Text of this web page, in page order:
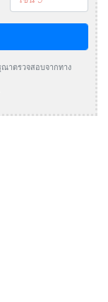
ณาตรวจสอบจากทาง